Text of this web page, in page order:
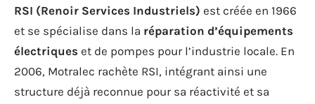
RSI (Renoir Services Industriels) est créée en 1966
et se spécialise dans la réparation d’équipements
électriques et de pompes pour l’industrie locale. En
2006, Motralec rachète RSI, intégrant ainsi une
structure déjà reconnue pour sa réactivité et sa